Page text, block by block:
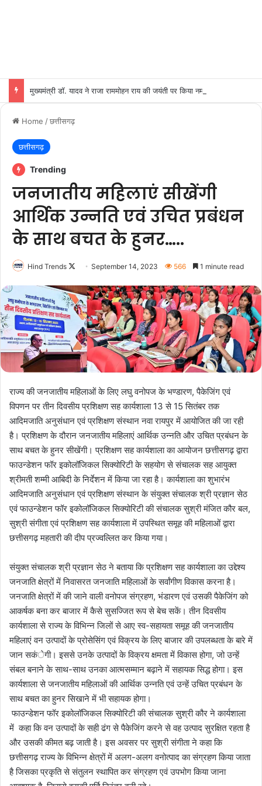
मुख्यमंत्री डॉ. यादव ने राजा राममोहन राय की जयंती पर किया नमन
Home /छत्तीसगढ़
छत्तीसगढ़
Trending
जनजातीय महिलाएं सीखेंगी
आर्थिक उन्नति एवं उचित प्रबंधन
के साथ बचत के हुनर…..
Hind Trends
Follow
X
September 14, 2023 566 1 minute read
राज्य की जनजातीय महिलाओं के लिए लघु वनोपज के भण्डारण, पैकेजिंग एवं
विपणन पर तीन दिवसीय प्रशिक्षण सह कार्यशाला 13 से 15 सितंबर तक
आदिमजाति अनुसंधान एवं प्रशिक्षण संस्थान नवा रायपुर में आयोजित की जा रही
है। प्रशिक्षण के दौरान जनजातीय महिलाएं आर्थिक उन्नति और उचित प्रबंधन के
साथ बचत के हुनर सीखेंगी। प्रशिक्षण सह कार्यशाला का आयोजन छत्तीसगढ़ द्वारा
फाउन्डेशन फॉर इकोलॉजिकल सिक्योरिटी के सहयोग से संचालक सह आयुक्त
श्रीमती शम्मी आबिदी के निर्देशन में किया जा रहा है। कार्यशाला का शुभारंभ
आदिमजाति अनुसंधान एवं प्रशिक्षण संस्थान के संयुक्त संचालक श्री प्रज्ञान सेठ
एवं फाउन्डेशन फॉर इकोलॉजिकल सिक्योरिटी की संचालक सुश्री मंजित कौर बल,
सुश्री संगीता एवं प्रशिक्षण सह कार्यशाला में उपस्थित समूह की महिलाओं द्वारा
छत्तीसगढ़ महतारी की दीप प्रज्वल्लित कर किया गया।
संयुक्त संचालक श्री प्रज्ञान सेठ ने बताया कि प्रशिक्षण सह कार्यशाला का उद्देश्य
जनजाति क्षेत्रों में निवासरत जनजाति महिलाओं के सर्वांगीण विकास करना है।
जनजाति क्षेत्रों में की जाने वाली वनोपज संग्रहण, भंडारण एवं उसकी पैकेजिंग को
आकर्षक बना कर बाजार में कैसे सुसज्जित रूप से बेच सकें। तीन दिवसीय
कार्यशाला से राज्य के विभिन्न जिलों से आए स्व-सहायता समूह की जनजातीय
महिलाएं वन उत्पादों के प्रोसेसिंग एवं विक्रय के लिए बाजार की उपलब्धता के बारे में
जान सकंेगी। इससे उनके उत्पादों के विक्रय क्षमता में विकास होगा, जो उन्हें
संबल बनाने के साथ-साथ उनका आत्मसम्मान बढ़ाने में सहायक सिद्ध होगा। इस
कार्यशाला से जनजातीय महिलाओं की आर्थिक उन्नति एवं उन्हें उचित प्रबंधन के
साथ बचत का हुनर सिखाने में भी सहायक होगा।
फाउन्डेशन फॉर इकोलॉजिकल सिक्योरिटी की संचालक सुश्री कौर ने कार्यशाला
में कहा कि वन उत्पादों के सही ढंग से पैकेजिंग करने से वह उत्पाद सुरक्षित रहता है
और उसकी कीमत बढ़ जाती है। इस अवसर पर सुश्री संगीता ने कहा कि
छत्तीसगढ़ राज्य के विभिन्न क्षेत्रों में अलग-अलग वनोत्पाद का संग्रहण किया जाता
है जिसका प्रकृति से संतुलन स्थापित कर संग्रहण एवं उपभोग किया जाना